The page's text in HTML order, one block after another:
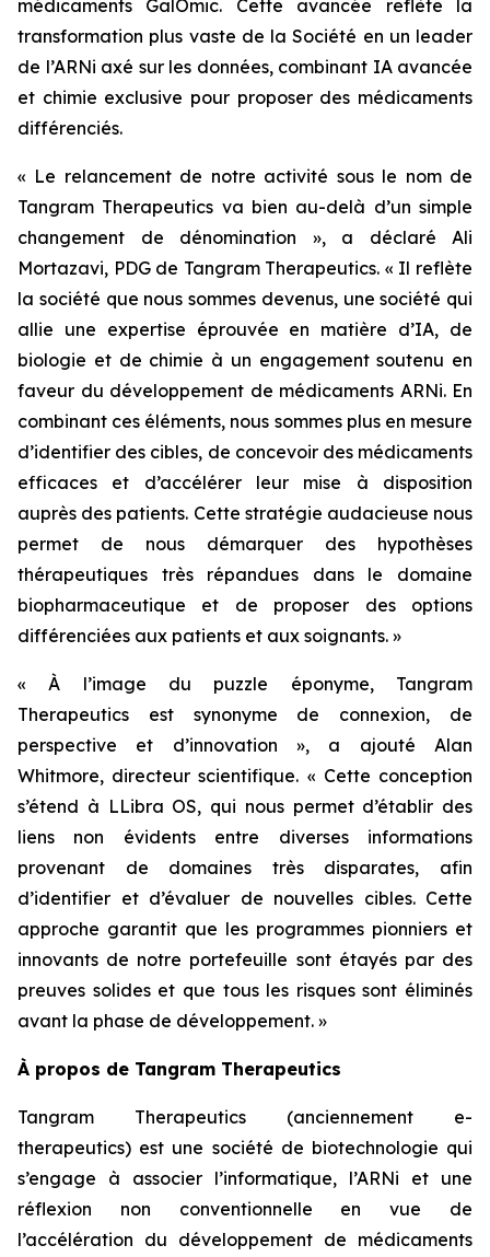
médicaments GalOmic. Cette avancée reflète la
transformation plus vaste de la Société en un leader
de l’ARNi axé sur les données, combinant IA avancée
et chimie exclusive pour proposer des médicaments
différenciés.
« Le relancement de notre activité sous le nom de
Tangram Therapeutics va bien au-delà d’un simple
changement de dénomination », a déclaré Ali
Mortazavi, PDG de Tangram Therapeutics. « Il reflète
la société que nous sommes devenus, une société qui
allie une expertise éprouvée en matière d’IA, de
biologie et de chimie à un engagement soutenu en
faveur du développement de médicaments ARNi. En
combinant ces éléments, nous sommes plus en mesure
d’identifier des cibles, de concevoir des médicaments
efficaces et d’accélérer leur mise à disposition
auprès des patients. Cette stratégie audacieuse nous
permet de nous démarquer des hypothèses
thérapeutiques très répandues dans le domaine
biopharmaceutique et de proposer des options
différenciées aux patients et aux soignants. »
« À l’image du puzzle éponyme, Tangram
Therapeutics est synonyme de connexion, de
perspective et d’innovation », a ajouté Alan
Whitmore, directeur scientifique. « Cette conception
s’étend à LLibra OS, qui nous permet d’établir des
liens non évidents entre diverses informations
provenant de domaines très disparates, afin
d’identifier et d’évaluer de nouvelles cibles. Cette
approche garantit que les programmes pionniers et
innovants de notre portefeuille sont étayés par des
preuves solides et que tous les risques sont éliminés
avant la phase de développement. »
À propos de Tangram Therapeutics
Tangram Therapeutics (anciennement e-
therapeutics) est une société de biotechnologie qui
s’engage à associer l’informatique, l’ARNi et une
réflexion non conventionnelle en vue de
l’accélération du développement de médicaments